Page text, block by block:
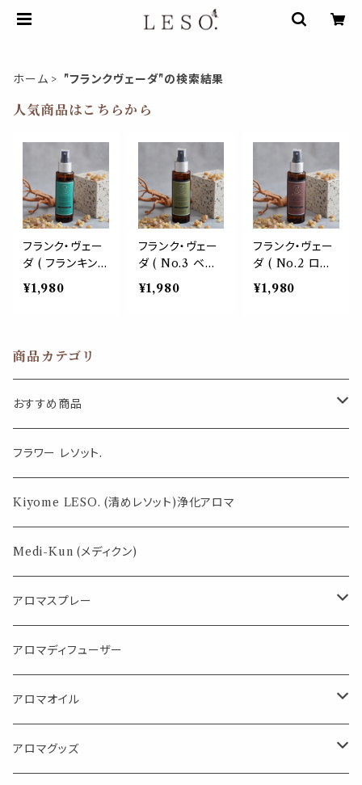
ホーム "フランクヴェーダ"の検索結果
人気商品はこちらから
フランク・ヴェー
ダ ( フランキン
センス・トゥ・ピュ
リファイ ) 希少
神秘 スプレー
寝具 マスクスプ
レー お香
¥1,980
フランク・ヴェー
ダ ( No.3 ベル
ガモット・フォア・
フォーチューン )
クリーン
¥1,980
フランク・ヴェー
ダ ( No.2 ロゼ・
フォア・ビューテ
ィ ) ローズabs
浄化 華やか ク
¥1,980
商品カテゴリ
おすすめ商品
気になる虫対策に
薄荷の香りで体感温度-4℃ !? スースーシリーズ
パロサント
フラワー レソット.
Kiyome LESO. (清めレソット)浄化アロマ
Medi-Kun (メディクン)
アロマスプレー
目的で選ぶ
蒸し暑い夏やリフレッシュに
消臭に（用途：空間や衣服）
FLOWER LESO. フラワレソット
Kiyome LESO. キヨメ レソット
アロマディフューザー
アロマオイル
エッセンシャルオイル
アロマグッズ